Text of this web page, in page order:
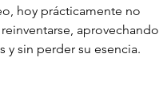
hoy prácticamente no
aprovechando
y sin perder su esencia.